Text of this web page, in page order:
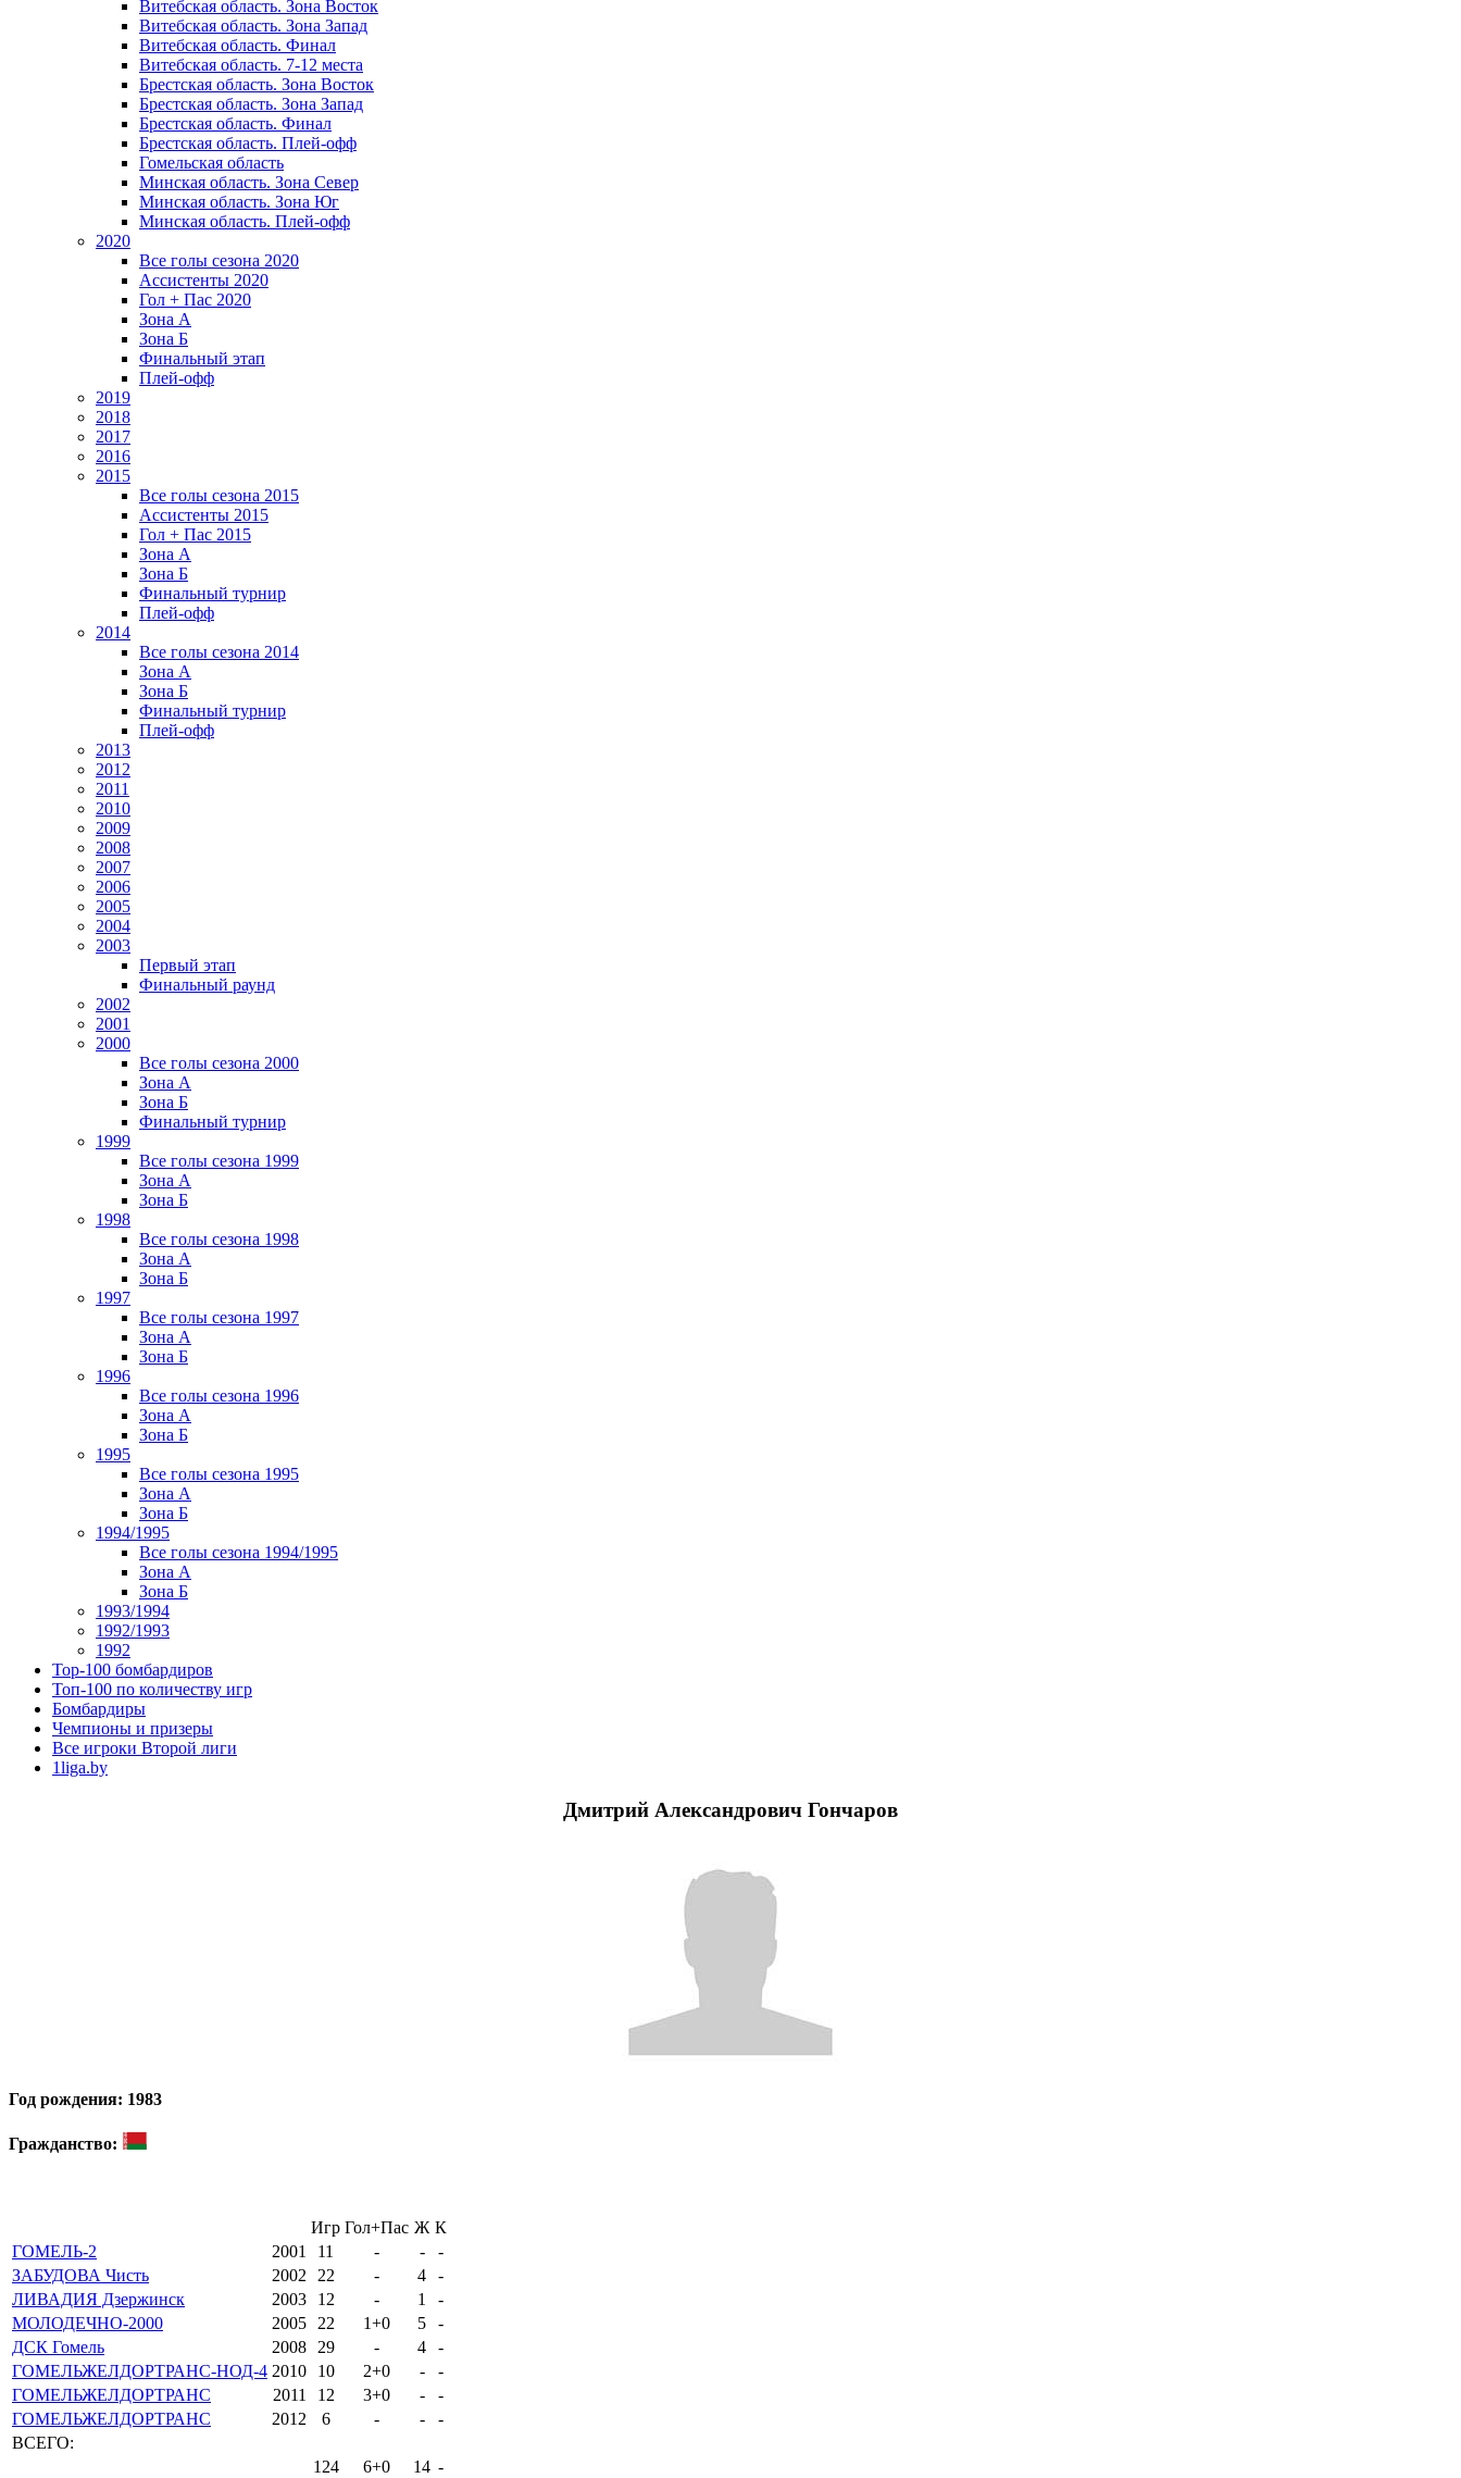
Витебская область. Зона Восток
Витебская область. Зона Запад
Витебская область. Финал
Витебская область. 7-12 места
Брестская область. Зона Восток
Брестская область. Зона Запад
Брестская область. Финал
Брестская область. Плей-офф
Гомельская область
Минская область. Зона Север
Минская область. Зона Юг
Минская область. Плей-офф
2020
Все голы сезона 2020
Ассистенты 2020
Гол + Пас 2020
Зона А
Зона Б
Финальный этап
Плей-офф
2019
2018
2017
2016
2015
Все голы сезона 2015
Ассистенты 2015
Гол + Пас 2015
Зона А
Зона Б
Финальный турнир
Плей-офф
2014
Все голы сезона 2014
Зона А
Зона Б
Финальный турнир
Плей-офф
2013
2012
2011
2010
2009
2008
2007
2006
2005
2004
2003
Первый этап
Финальный раунд
2002
2001
2000
Все голы сезона 2000
Зона А
Зона Б
Финальный турнир
1999
Все голы сезона 1999
Зона А
Зона Б
1998
Все голы сезона 1998
Зона А
Зона Б
1997
Все голы сезона 1997
Зона А
Зона Б
1996
Все голы сезона 1996
Зона А
Зона Б
1995
Все голы сезона 1995
Зона А
Зона Б
1994/1995
Все голы сезона 1994/1995
Зона А
Зона Б
1993/1994
1992/1993
1992
Top-100 бомбардиров
Топ-100 по количеству игр
Бомбардиры
Чемпионы и призеры
Все игроки Второй лиги
1liga.by
Дмитрий Александрович Гончаров
Год рождения: 1983
Гражданство:
Игр Гол+Пас Ж К
ГОМЕЛЬ-2
2001 11 - -
-
ЗАБУДОВА Чисть
2002 22 - 4
-
ЛИВАДИЯ Дзержинск
2003 12 - 1
-
МОЛОДЕЧНО-2000
2005 22 1+0 5
-
ДСК Гомель
2008 29 - 4
-
ГОМЕЛЬЖЕЛДОРТРАНС-НОД-4 2010 10 2+0 -
-
ГОМЕЛЬЖЕЛДОРТРАНС
2011 12 3+0 -
-
ГОМЕЛЬЖЕЛДОРТРАНС
2012 6 - -
-
ВСЕГО:
124
6+0 14 -